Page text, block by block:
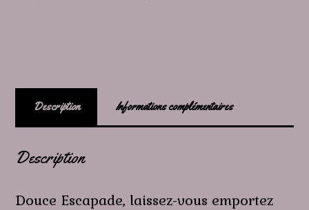
Description Informations complémentaires
Description
Douce Escapade, laissez-vous emportez